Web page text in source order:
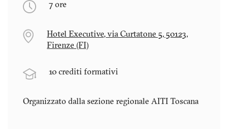
7 ore
Hotel Executive, via Curtatone 5, 50123,
Firenze (FI)
10 crediti formativi
Organizzato dalla sezione regionale AITI Toscana